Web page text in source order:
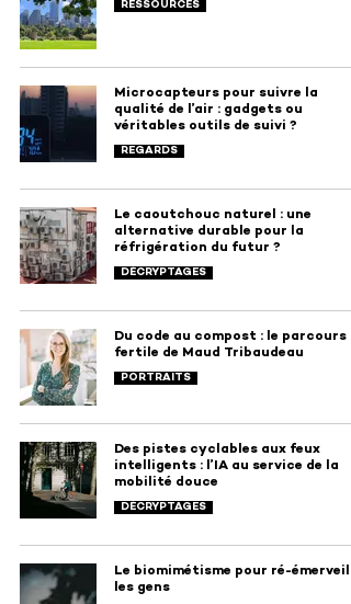
RESSOURCES
Microcapteurs pour suivre la
qualité de l’air : gadgets ou
véritables outils de suivi ?
REGARDS
Le caoutchouc naturel : une
alternative durable pour la
réfrigération du futur ?
DÉCRYPTAGES
Du code au compost : le parcours
fertile de Maud Tribaudeau
PORTRAITS
Des pistes cyclables aux feux
intelligents : l’IA au service de la
mobilité douce
DÉCRYPTAGES
Le biomimétisme pour ré-
les gens